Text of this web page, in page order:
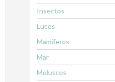
Insectos
Luces
Mamiferos
Mar
Moluscos